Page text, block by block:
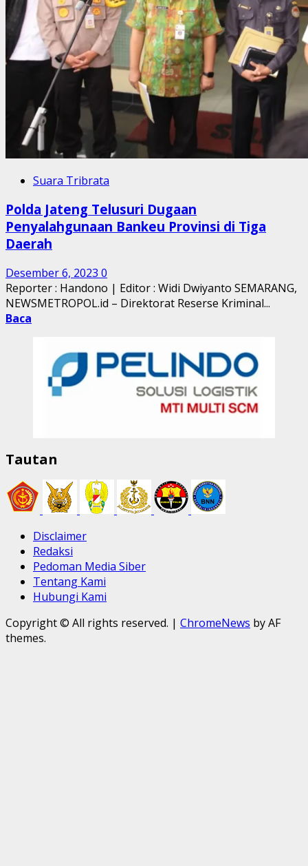
Suara Tribrata
Polda Jateng Telusuri Dugaan
Penyalahgunaan Bankeu Provinsi di Tiga
Daerah
Desember 6, 2023 0
Reporter : Handono | Editor : Widi Dwiyanto SEMARANG,
NEWSMETROPOL.id – Direktorat Reserse Kriminal...
Baca
Tautan
Disclaimer
Redaksi
Pedoman Media Siber
Tentang Kami
Hubungi Kami
Copyright © All rights reserved. | ChromeNews by AF
themes.